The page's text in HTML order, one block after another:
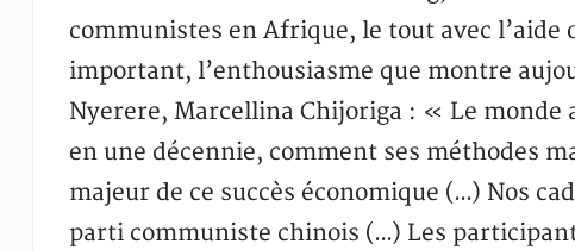
communistes en Afrique, le tout avec
important, l’enthousiasme que montre
Nyerere, Marcellina Chijoriga : « Le monde
en une décennie, comment ses méthodes
majeur de ce succès économique (…) Nos
parti communiste chinois (…) Les